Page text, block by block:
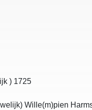
) 1725
Wille(m)pien